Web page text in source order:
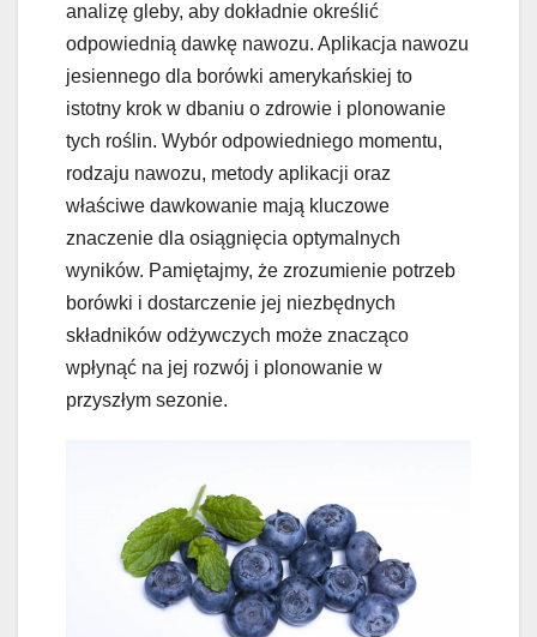
analizę gleby, aby dokładnie określić
odpowiednią dawkę nawozu. Aplikacja nawozu
jesiennego dla borówki amerykańskiej to
istotny krok w dbaniu o zdrowie i plonowanie
tych roślin. Wybór odpowiedniego momentu,
rodzaju nawozu, metody aplikacji oraz
właściwe dawkowanie mają kluczowe
znaczenie dla osiągnięcia optymalnych
wyników. Pamiętajmy, że zrozumienie potrzeb
borówki i dostarczenie jej niezbędnych
składników odżywczych może znacząco
wpłynąć na jej rozwój i plonowanie w
przyszłym sezonie.